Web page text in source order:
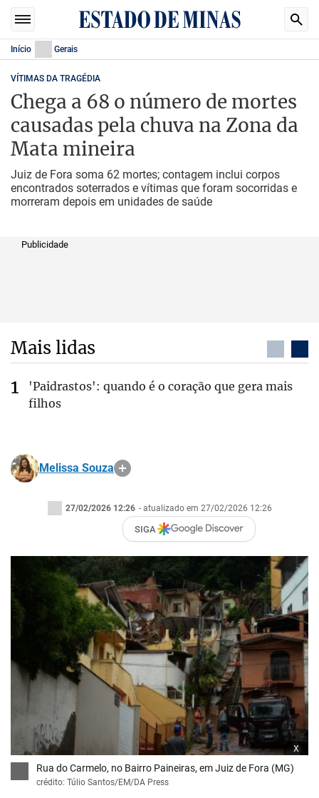
Início Gerais
VÍTIMAS DA TRAGÉDIA
Chega a 68 o número de mortes
causadas pela chuva na Zona da
Mata mineira
Juiz de Fora soma 62 mortes; contagem inclui corpos
encontrados soterrados e vítimas que foram socorridas e
morreram depois em unidades de saúde
Publicidade
Mais lidas
'Paidrastos': quando é o coração que gera mais
filhos
Melissa Souza
27/02/2026 12:26 - atualizado em 27/02/2026 12:26
SIGA
x
Rua do Carmelo, no Bairro Paineiras, em Juiz de Fora (MG)
crédito: Túlio Santos/EM/DA Press